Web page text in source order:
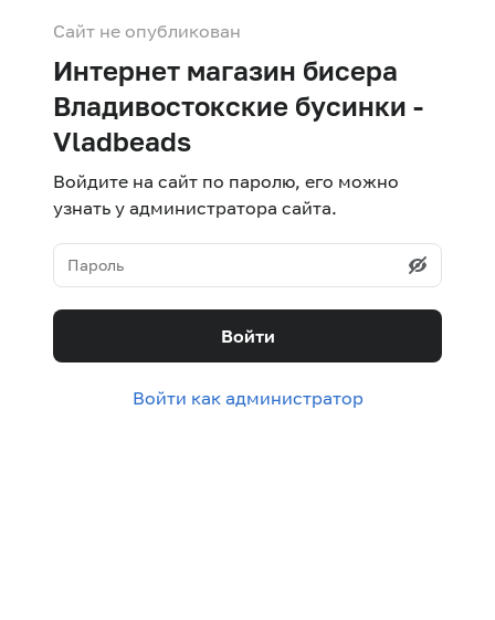
Сайт не опубликован
Интернет магазин бисера
Владивостокские бусинки -
Vladbeads
Войдите на сайт по паролю, его можно
узнать у администратора сайта.
Войти
Войти как администратор